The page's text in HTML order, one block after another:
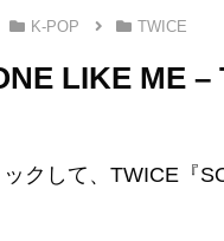
K-POP TWICE
LIKE ME
クして、TWICE『